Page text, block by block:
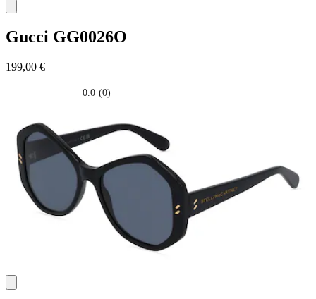
Gucci GG0026O
199,00 €
0.0 (0)
stelle.